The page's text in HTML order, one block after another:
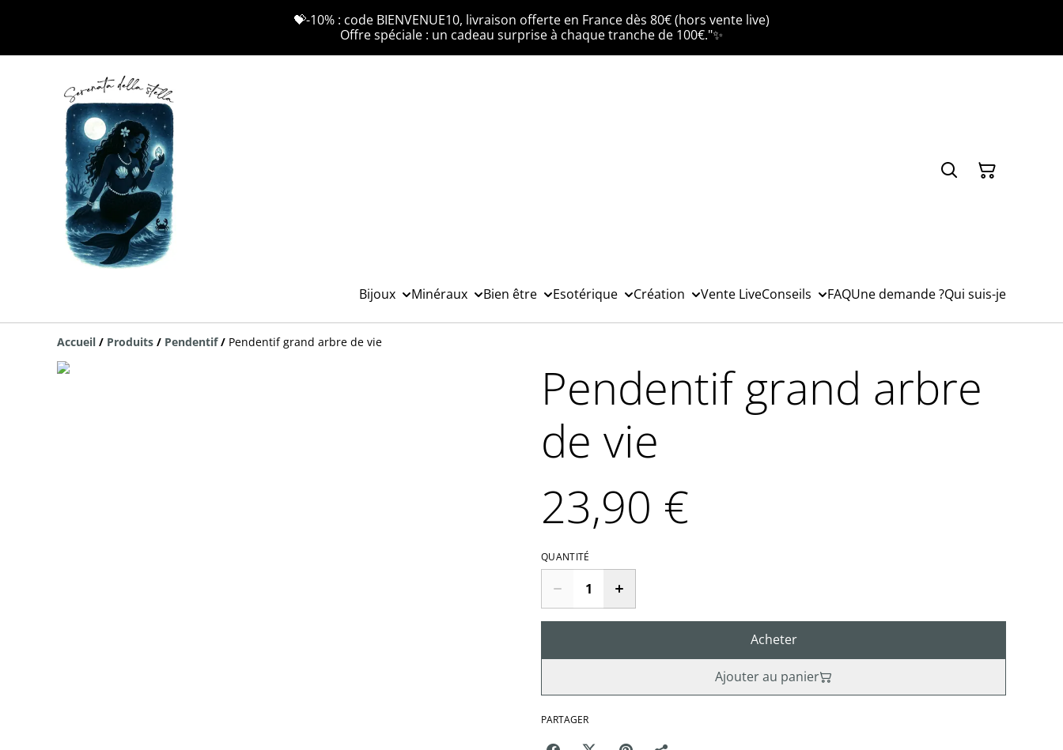
💝-10% : code BIENVENUE10, livraison offerte en France dès 80€ (hors vente live)
Offre spéciale : un cadeau surprise à chaque tranche de 100€."✨
Bijoux Minéraux Bien être Esotérique Création Vente LiveConseils FAQUne demande ?Qui suis-je
Accueil / Produits / Pendentif / Pendentif grand arbre de vie
Pendentif grand arbre
de vie
23,90 €
QUANTITÉ
Acheter
Ajouter au panier
PARTAGER